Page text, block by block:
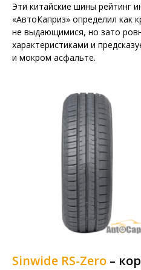
Эти китайские шины рейтинг
«АвтоКаприз» определил как
не выдающимися, но зато
характеристиками и
и мокром асфальте.
Sinwide RS-Zero –